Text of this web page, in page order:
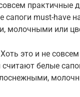
практичные
сапоги must-have
молочными или
это и не
белые